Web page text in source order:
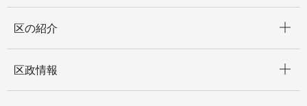
区の紹介
区政情報